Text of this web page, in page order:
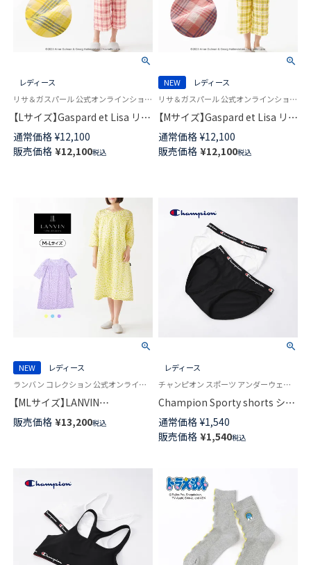
レディース
リサ＆ガスパール 公式オンラインショップ 婦人 パジャマ
【Lサイズ】Gaspard et Lisa リサ
とガスパール 軽くて柔らかい
薄手 パジャマ 前開き 5分袖 7分
丈パンツ 2人のサマープラン柄
通常価格 ¥12,100
販売価格 ¥12,100税込
NEW
レディース
リサ＆ガスパール 公式オンラインショップ 婦人 パジャマ
【Mサイズ】Gaspard et Lisa リサ
とガスパール 軽くて柔らかい
薄手 パジャマ 前開き 5分袖 7分
丈パンツ 2人のサマープラン柄
通常価格 ¥12,100
販売価格 ¥12,100税込
NEW
レディース
ランバン コレクション 公式オンラインショップ 婦人 パジャマ
【MLサイズ】LANVIN
COLLECTION 軽くて涼しいパ
ジャマ 綿100％ 通気性の良いリ
販売価格 ¥13,200税込
レディース
チャンピオン スポーツ アンダーウェア ブランド
Champion Sporty shorts ショ
ーツ ウィメンズ チャンピオン
95451002
通常価格 ¥1,540
販売価格 ¥1,540税込